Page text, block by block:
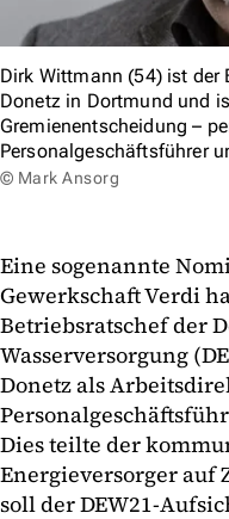
Dirk Wittmann (54) ist der
Donetz in Dortmund und
Gremienentscheidung –
Personalgeschäftsführer
© Mark Ansorg
Eine sogenannte
Gewerkschaft Verdi
Betriebsratschef der
Wasserversorgung
Donetz als
Dies teilte der
Energieversorger auf
soll der DEW21-